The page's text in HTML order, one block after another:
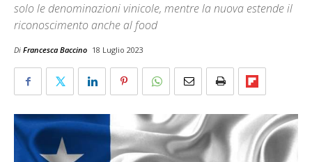
solo le denominazioni vinicole, mentre la nuova estende il
riconoscimento anche al food
Di Francesca Baccino 18 Luglio 2023